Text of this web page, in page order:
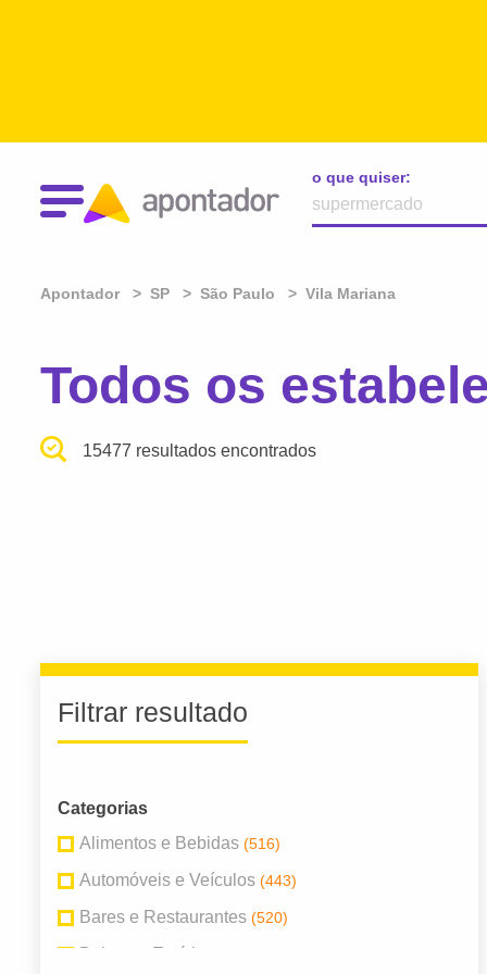
o que quiser:
Apontador SP São Paulo Vila Mariana
Todos os
15477 resultados encontrados
Filtrar resultado
Categorias
Alimentos e Bebidas (516)
Automóveis e Veículos (443)
Bares e Restaurantes (520)
Beleza e Estética